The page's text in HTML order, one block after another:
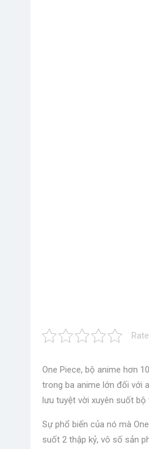
One Piece, bộ anime hơn
trong ba anime lớn đối với
lưu tuyệt vời xuyên suốt
Sự phổ biến của nó mà
suốt 2 thập kỷ, vô số sản